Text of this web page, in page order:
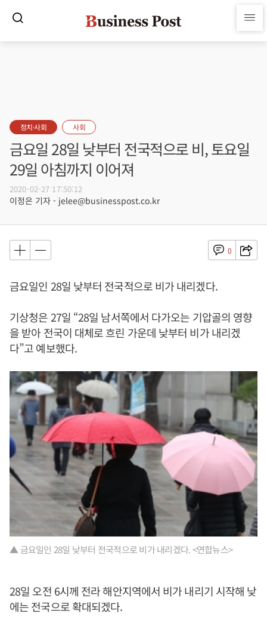
정치·사회 사회
금요일 28일 낮부터 전국적으로 비, 토요일
29일 아침까지 이어져
2020-02-27 17:50:12
이정은 기자 - jelee@businesspost.co.kr
0
금요일인 28일 낮부터 전국적으로 비가 내리겠다.
기상청은 27일 “28일 남서쪽에서 다가오는 기압골의 영향
을 받아 전국이 대체로 흐린 가운데 낮부터 비가 내리겠
다”고 예보했다.
▲ 금요일인 28일 낮부터 전국적으로 비가 내리겠다. <연합뉴스>
28일 오전 6시께 전라 해안지역에서 비가 내리기 시작해 낮
에는 전국으로 확대되겠다.